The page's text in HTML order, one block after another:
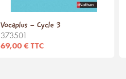
Vocaplus - Cycle 3
373501
69,00 € TTC